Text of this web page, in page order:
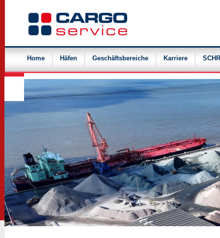
Navigation
überspringen
Home Häfen Geschäftsbereiche Karriere